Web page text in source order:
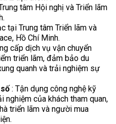
tâm Hội nghị và Triển lãm
tại Trung tâm Triển lãm và
Hồ Chí Minh.
cấp dịch vụ vận chuyển
triển lãm, đảm bảo du
quanh và trải nghiệm sự
: Tận dụng công nghệ kỹ
nghiệm của khách tham quan,
triển lãm và người mua